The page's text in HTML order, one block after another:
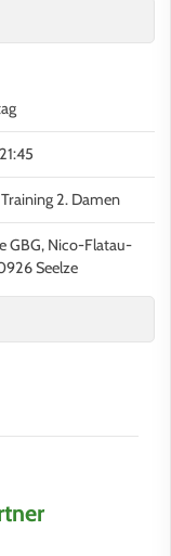
21:45
2. Damen
GBG, Nico-Flatau-
Seelze